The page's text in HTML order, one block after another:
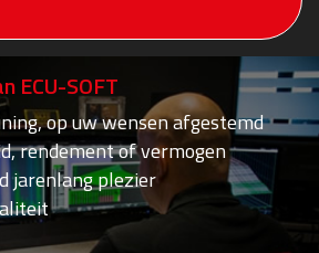
ECU-SOFT
op uw wensen afgestemd
rendement of vermogen
jarenlang plezier